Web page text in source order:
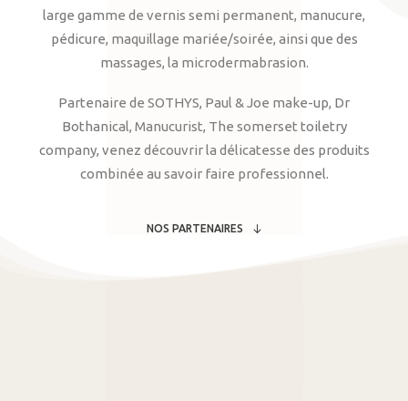
large gamme de vernis semi permanent, manucure,
pédicure, maquillage mariée/soirée, ainsi que des
massages, la microdermabrasion.
Partenaire de SOTHYS, Paul & Joe make-up, Dr
Bothanical, Manucurist, The somerset toiletry
company, venez découvrir la délicatesse des produits
combinée au savoir faire professionnel.
NOS PARTENAIRES